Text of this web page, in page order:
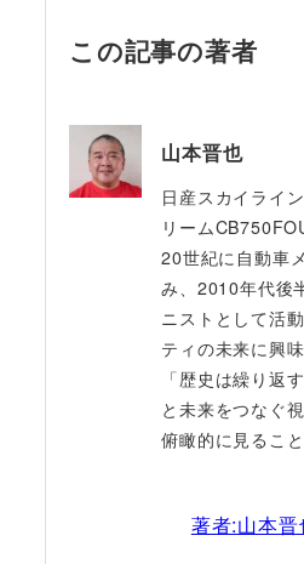
この記事の著者
山本晋也
日産スカイライ
リーム
20世紀に自動車
み、2010年代後
ニストとして活
ティの未来に興
「歴史は繰り返
と未来をつなぐ
俯瞰的に見るこ
著者:山本